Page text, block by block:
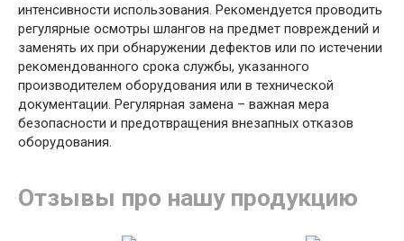
интенсивности использования. Рекомендуется проводить
регулярные осмотры шлангов на предмет повреждений и
заменять их при обнаружении дефектов или по истечении
рекомендованного срока службы, указанного
производителем оборудования или в технической
документации. Регулярная замена – важная мера
безопасности и предотвращения внезапных отказов
оборудования.
Отзывы про нашу продукцию